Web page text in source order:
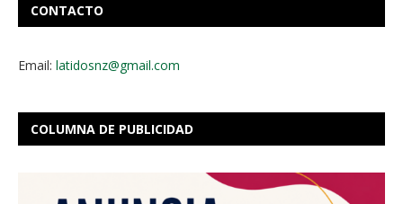
CONTACTO
Email: latidosnz@gmail.com
COLUMNA DE PUBLICIDAD